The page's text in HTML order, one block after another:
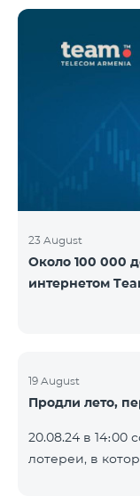
Выигравшие
помощью
https://
23 August
Около 100 000
интернетом
19 August
Продли лето,
20.08.24 в 14։00
лотереи, в